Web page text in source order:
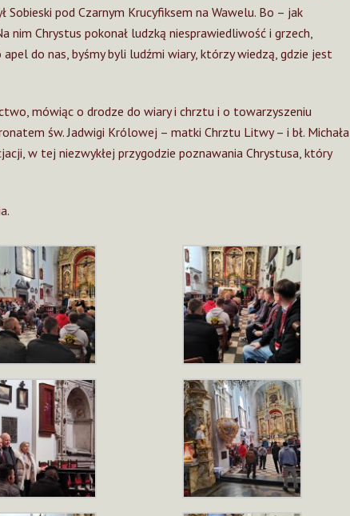
pod Czarnym Krucyfiksem na Wawelu. Bo – jak
nim Chrystus pokonał ludzką niesprawiedliwość i grzech,
do nas, byśmy byli ludźmi wiary, którzy wiedzą, gdzie jest
mówiąc o drodze do wiary i chrztu i o towarzyszeniu
św. Jadwigi Królowej – matki Chrztu Litwy – i bł. Michała
w tej niezwykłej przygodzie poznawania Chrystusa, który